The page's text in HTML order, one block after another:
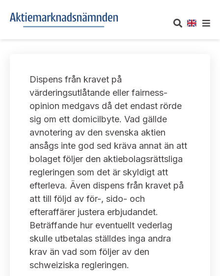
Om oss
Vårt uppdrag
Informationsgivning
Arbetssätt och jävsfrågor
Stadgar
Arbetsordning
Ledamöter
Huvudmän
UTTALANDEN
Om nämndens uttalanden
Framställningar och konsultation
Uttalanden sorterade efter publiceringsdatum
Samtliga uttalanden sorterade årsvis
Uttalanden sorterade ämnesvis
Sök uttalanden
Avgifter
TAKEOVER-REGLER
Takeover-regler för reglerade marknader och vissa
handelsplattformar
AKTUELLT
Nyheter och pressmeddelanden
Prenumerera
Bildarkiv
KONTAKT
Kontakt angående ansökningar och uttalanden
Kontakt administrativa ärenden
Dispens från kravet på
värderingsutlåtande eller fairness-
opinion medgavs då det endast rörde
sig om ett domicilbyte. Vad gällde
avnotering av den svenska aktien
ansågs inte god sed kräva annat än att
bolaget följer den aktiebolagsrättsliga
regleringen som det är skyldigt att
efterleva. Även dispens från kravet på
att till följd av för-, sido- och
efteraffärer justera erbjudandet.
Beträffande hur eventuellt vederlag
skulle utbetalas ställdes inga andra
krav än vad som följer av den
schweiziska regleringen.